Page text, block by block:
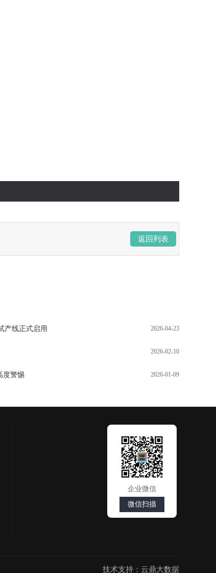
返回列表
产线正式启用 2026-04-23
2026-02-10
度警惕 2026-01-09
企业微信
微信扫描
技术支持：云鼎大数据